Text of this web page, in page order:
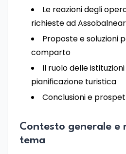
Le reazioni degli
richieste ad
Proposte e soluzioni
comparto
Il ruolo delle
pianificazione turistica
Conclusioni e
Contesto generale e
tema